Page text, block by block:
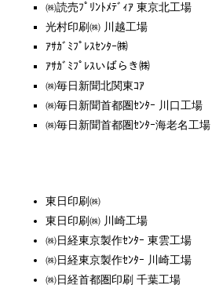
㈱読売ﾌﾟﾘﾝﾄﾒﾃﾞｨｱ 東京北工場
光村印刷㈱ 川越工場
ｱｻｶﾞﾐﾌﾟﾚｽｾﾝﾀｰ㈱
ｱｻｶﾞﾐﾌﾟﾚｽいばらき㈱
㈱毎日新聞北関東ｺｱ
㈱毎日新聞首都圏ｾﾝﾀｰ 川口工場
㈱毎日新聞首都圏ｾﾝﾀｰ海老名工場
東日印刷㈱
東日印刷㈱ 川崎工場
㈱日経東京製作ｾﾝﾀｰ 東雲工場
㈱日経東京製作ｾﾝﾀｰ 川崎工場
㈱日経首都圏印刷 千葉工場